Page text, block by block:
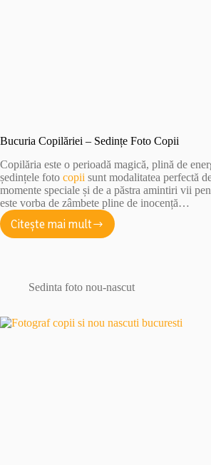
Bucuria Copilăriei – Sedințe Foto Copii
Copilăria este o perioadă magică, plină de
ședințele foto copii sunt modalitatea perfectă
momente speciale și de a păstra amintiri vii
este vorba de zâmbete pline de inocență…
Citește mai mult
Bucuria
Foto
Sedinta foto nou-nascut